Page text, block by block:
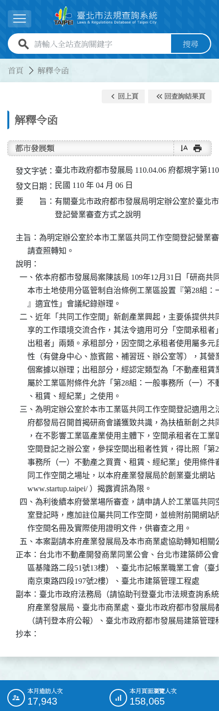
展開選單
全站查詢關鍵字欄位 搜尋
首頁 解釋令函
解釋令函
keyboard_arrow_left 回上頁 keyboard_double_arrow_left 回查詢結果頁
都市發展類 text_rotate_vertical print
發文字號： 臺北市政府都市發展局 110.04.06 府都規字第
發文日期： 民國 110 年 04 月 06 日
要 旨： 有關臺北市政府都市發展局明定辦公室於臺北
登記營業審查方式之說明
主旨：為明定辦公室於本市工業區共同工作空間登記營業
      請查照轉知。
說明：
一、依本府都市發展局案陳該局 109年12月31日「研商共
本市土地使用分區管制自治條例工業區設置『第28組
      』適宜性」會議紀錄辦理。
二、近年「共同工作空間」新創產業興起，主要係提供共
享的工作環境交流合作，其法令適用可分「空間承租
出租者」兩類。承租部分，因空間之承租者使用屬多
性（有健身中心、旅賓館、補習班、辦公室等），其
個案據以辦理；出租部分，經認定類型為「不動產租
屬於工業區附條件允許「第28組：一般事務所（一）
      、租賃、經紀業」之使用。
三、為明定辦公室於本市工業區共同工作空間登記適用之
府都發局召開首揭研商會議獲致共識，為扶植新創之
，在不影響工業區產業使用主體下，空間承租者在工
空間登記之辦公室，參採空間出租者性質，得比照「
事務所（一）不動產之買賣、租賃、經紀業」使用條
同工作空間之場址，以本府產業發展局於創業臺北網站（
      www.startup.taipei/ ）揭露資訊為限。
四、為利後續本府營業場所審查，請申請人於工業區共同
室登記時，應加註位屬共同工作空間，並檢附前開網
      作空間名冊及實際使用證明文件，供審查之用。
五、本案副請本府產業發展局及本市商業處協助轉知相關
正本：台北市不動產開發商業同業公會、台北市建築師公
區基隆路二段51號13樓）、臺北市記帳業職業工會（
      南京東路四段197號2樓）、臺北市建築管理工程處
副本：臺北市政府法務局（請協助刊登臺北市法規查詢系
府產業發展局、臺北市商業處、臺北市政府都市發展
（請刊登本府公報）、臺北市政府都市發展局建築管理
抄本：
::: 本月造訪人次
17,943
本月頁面瀏覽人次
158,065